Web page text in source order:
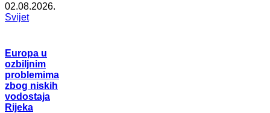
02.08.2026.
Svijet
Europa u
ozbiljnim
problemima
zbog niskih
vodostaja
Rijeka